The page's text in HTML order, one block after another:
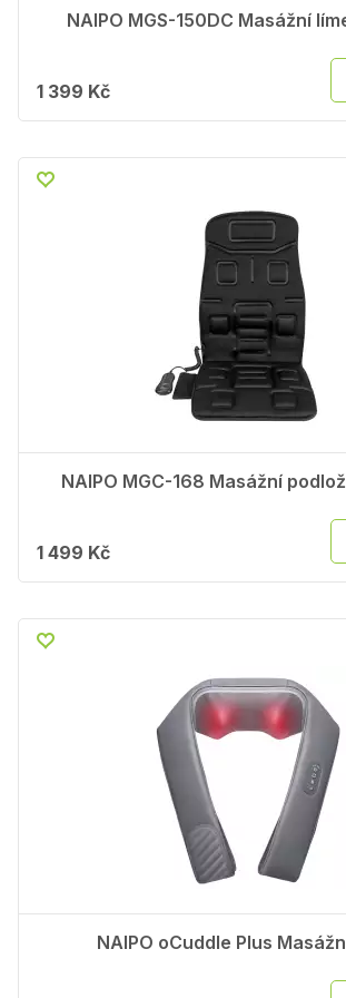
NAIPO MGS-150DC Masážní
1 399 Kč
NAIPO MGC-168 Masážní
1 499 Kč
NAIPO oCuddle Plus